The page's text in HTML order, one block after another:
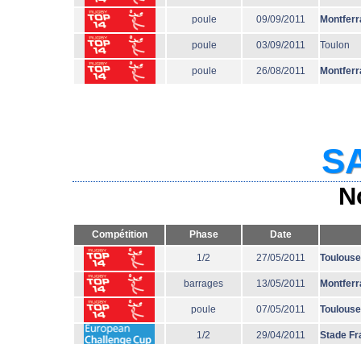
poule 09/09/2011
poule 03/09/2011 Toulon
poule 26/08/2011
Compétition Phase Date
1/2 27/05/2011 Toulouse
barrages 13/05/2011
poule 07/05/2011 Toulouse
1/2 29/04/2011 Stade